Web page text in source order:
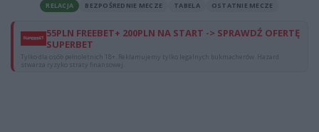
RELACJA BEZPOŚREDNIE MECZE TABELA OSTATNIE MECZE
55PLN FREEBET+ 200PLN NA START -> SPRAWDŹ OFERTĘ
SUPERBET
Tylko dla osób pełnoletnich 18+. Reklamujemy tylko legalnych bukmacherów. Hazard
stwarza ryzyko straty finansowej.